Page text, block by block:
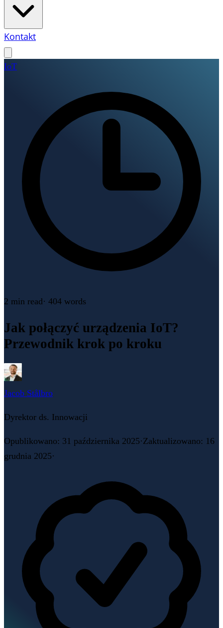
Kontakt
IoT
2 min read· 404 words
Jak połączyć urządzenia IoT?
Przewodnik krok po kroku
Jacob Stålbro
Dyrektor ds. Innowacji
Opublikowano: 31 października 2025·Zaktualizowano: 16
grudnia 2025·